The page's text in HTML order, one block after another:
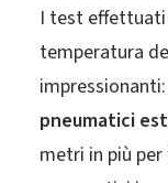
I test effettuati
temperatura
pneumatici
metri in più